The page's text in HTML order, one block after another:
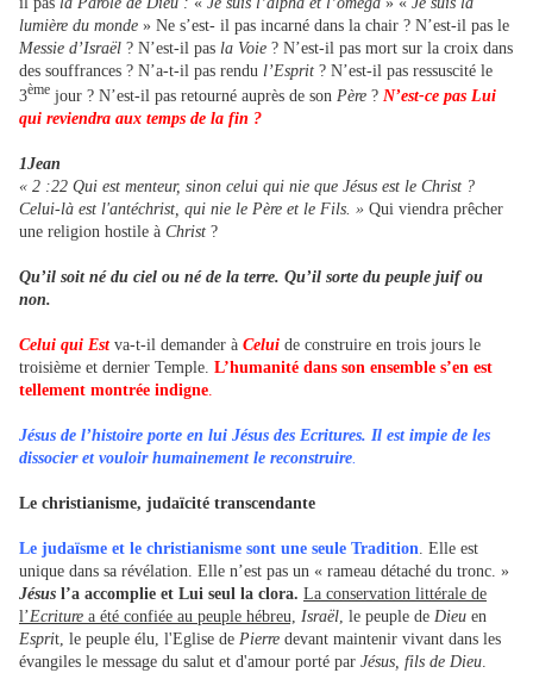
lumière du monde » Ne s’est- il pas incarné dans la chair ? N’est-il pas le
Messie d’Israël ? N’est-il pas la Voie ? N’est-il pas mort sur la croix dans
des souffrances ? N’a-t-il pas rendu l’Esprit ? N’est-il pas ressuscité le
3ème jour ? N’est-il pas retourné auprès de son Père ? N’est-ce pas Lui
qui reviendra aux temps de la fin ?
1Jean
« 2 :22 Qui est menteur, sinon celui qui nie que Jésus est le Christ ?
Celui-là est l'antéchrist, qui nie le Père et le Fils. » Qui viendra prêcher
une religion hostile à Christ ?
Qu’il soit né du ciel ou né de la terre. Qu’il sorte du peuple juif ou
non.
Celui qui Estva-t-il demander à Celui de construire en trois jours le
troisième et dernier Temple. L’humanité dans son ensemble s’en est
tellement montrée indigne.
Jésus de l’histoire porte en lui Jésus des Ecritures. Il est impie de les
dissocier et vouloir humainement le reconstruire.
Le christianisme, judaïcité transcendante
Le judaïsme et le christianisme sont une seule Tradition. Elle est
unique dans sa révélation. Elle n’est pas un « rameau détaché du tronc. »
Jésus l’a accomplie et Lui seul la clora. La conservation littérale de
l’Ecriture a été confiée au peuple hébreu, Israël, le peuple de Dieu en
Esprit, le peuple élu, l'Eglise de Pierre devant maintenir vivant dans les
évangiles le message du salut et d'amour porté par Jésus, fils de Dieu.